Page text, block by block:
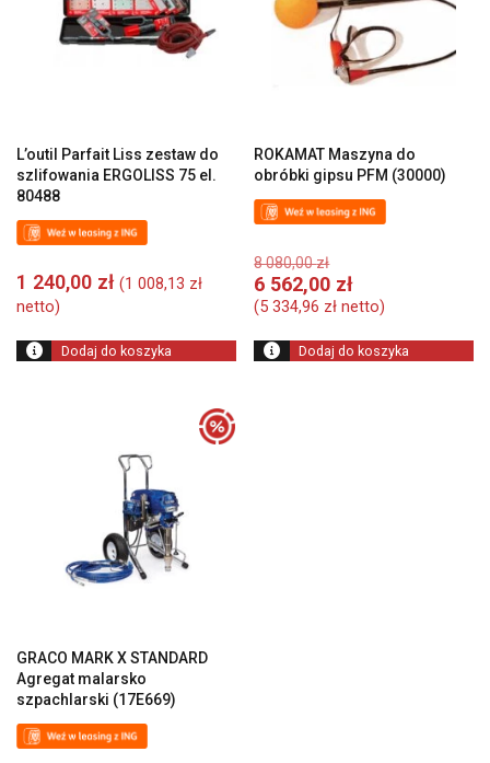
L’outil Parfait Liss zestaw do
szlifowania ERGOLISS 75 el.
80488
1 240,00 zł (1 008,13 zł
netto)
Dodaj do koszyka
ROKAMAT Maszyna do
obróbki gipsu PFM (30000)
8 080,00złPierwotna
cena
wynosiła:
080,00 zł.
6 562,00 zł
6
(5 334,96 zł netto)
Dodaj do koszyka
GRACO MARK X STANDARD
Agregat malarsko
szpachlarski (17E669)